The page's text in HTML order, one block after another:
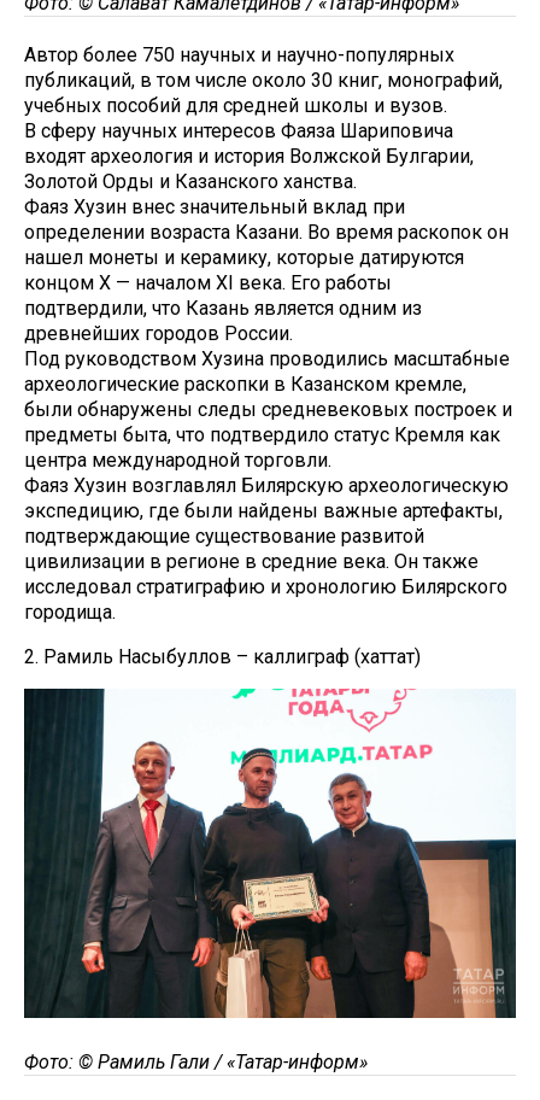
Автор более 750 научных и научно-популярных
публикаций, в том числе около 30 книг, монографий,
учебных пособий для средней школы и вузов.
В сферу научных интересов Фаяза Шариповича
входят археология и история Волжской Булгарии,
Золотой Орды и Казанского ханства.
Фаяз Хузин внес значительный вклад при
определении возраста Казани. Во время раскопок он
нашел монеты и керамику, которые датируются
концом X — началом XI века. Его работы
подтвердили, что Казань является одним из
древнейших городов России.
Под руководством Хузина проводились масштабные
археологические раскопки в Казанском кремле,
были обнаружены следы средневековых построек и
предметы быта, что подтвердило статус Кремля как
центра международной торговли.
Фаяз Хузин возглавлял Билярскую археологическую
экспедицию, где были найдены важные артефакты,
подтверждающие существование развитой
цивилизации в регионе в средние века. Он также
исследовал стратиграфию и хронологию Билярского
городища.
2. Рамиль Насыбуллов – каллиграф (хаттат)
Фото: © Рамиль Гали / «Татар-информ»